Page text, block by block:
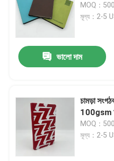
MOQ：500
মূল্য：2-5
ভালো দাম
চামড়া
100gsm
MOQ：500
মূল্য：2-5